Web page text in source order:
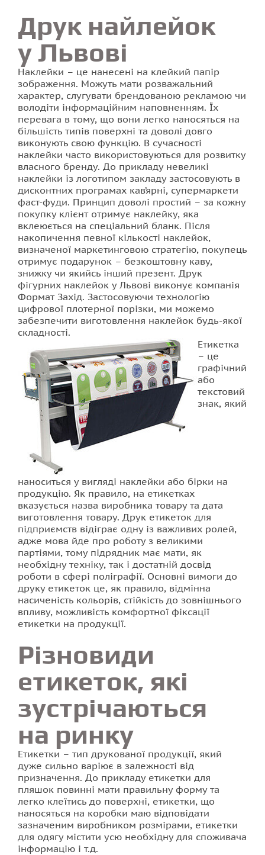
Друк наклейок
Друк на тканині
Друк візиток
Стенди для школи
Друк буклетів
Друк на плівці
Друк флаєрів
Друк календарів
Друк квитків
Фотодрук на плитці
Друк найлейок
у Львові
Наклейки – це нанесені на клейкий папір
зображення. Можуть мати розважальний
характер, слугувати брендованою рекламою чи
володіти інформаційним наповненням. Їх
перевага в тому, що вони легко наносяться на
більшість типів поверхні та доволі довго
виконують свою функцію. В сучасності
наклейки часто використовуються для розвитку
власного бренду. До прикладу невеликі
наклейки із логотипом закладу застосовують в
дисконтних програмах кав’ярні, супермаркети
фаст-фуди. Принцип доволі простий – за кожну
покупку клієнт отримує наклейку, яка
вклеюється на спеціальний бланк. Після
накопичення певної кількості наклейок,
визначеної маркетинговою стратегію, покупець
отримує подарунок – безкоштовну каву,
знижку чи якийсь інший презент. Друк
фігурних наклейок у Львові виконує компанія
Формат Захід. Застосовуючи технологію
цифрової плотерної порізки, ми можемо
забезпечити виготовлення наклейок будь-якої
складності.
Етикетка
– це
графічний
або
текстовий
знак, який
наноситься у вигляді наклейки або бірки на
продукцію. Як правило, на етикетках
вказується назва виробника товару та дата
виготовлення товару. Друк етикеток для
підприємств відіграє одну із важливих ролей,
адже мова йде про роботу з великими
партіями, тому підрядник має мати, як
необхідну техніку, так і достатній досвід
роботи в сфері поліграфії. Основні вимоги до
друку етикеток це, як правило, відмінна
насиченість кольорів, стійкість до зовнішнього
впливу, можливість комфортної фіксації
етикетки на продукції.
Різновиди
етикеток, які
зустрічаються
на ринку
Етикетки – тип друкованої продукції, який
дуже сильно варіює в залежності від
призначення. До прикладу етикетки для
пляшок повинні мати правильну форму та
легко клеїтись до поверхні, етикетки, що
наносяться на коробки маю відповідати
зазначеним виробником розмірами, етикетки
для одягу містити усю необхідну для споживача
інформацію і т.д.